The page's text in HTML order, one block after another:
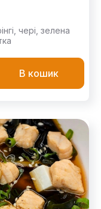
чері, зелена
В кошик